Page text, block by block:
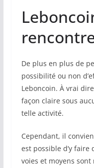
De plus en plus de
possibilité ou non
Leboncoin. À vrai
façon claire sous
telle activité.
Cependant, il
est possible d’y faire
voies et moyens